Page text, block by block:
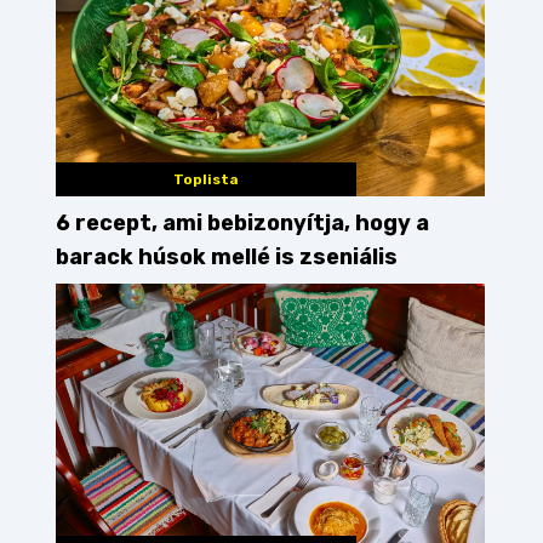
Toplista
6 recept, ami bebizonyítja, hogy a
barack húsok mellé is zseniális